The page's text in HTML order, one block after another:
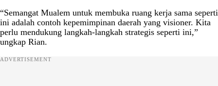
“Semangat Mualem untuk membuka ruang kerja sama seperti
ini adalah contoh kepemimpinan daerah yang visioner. Kita
perlu mendukung langkah-langkah strategis seperti ini,”
ungkap Rian.
ADVERTISEMENT